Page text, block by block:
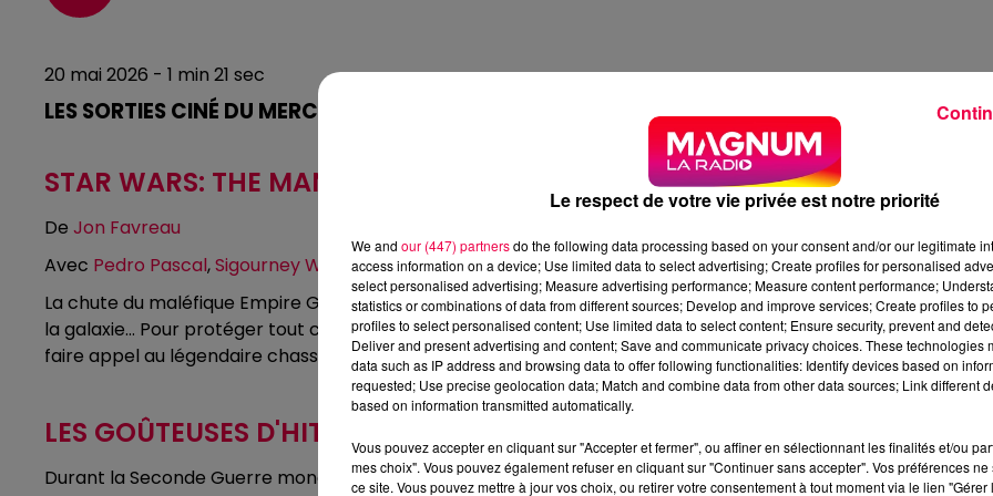
20 mai 2026 - 1 min 21 sec
LES SORTIES CINÉ DU MERCREDI 20 MAI
STAR WARS: THE MANDALORIAN AND GROGU
De Jon Favreau
Avec Pedro Pascal,Sigourney Weaver,Jeremy Allen White
La chute du maléfique Empire Galactique a précipité la dispersion des seigneurs de guerre impériaux à
la galaxie… Pour protéger tout ce pour quoi la Rébellion s’est battue, la jeune Nouvelle République décide de
faire appel au légendaire chasseur de primes mandalorien Din Djarin et son jeune apprenti Grogu…
LES GOÛTEUSES D'HITLER
Durant la Seconde Guerre mondiale, Rosa est recrutée comme "goûteuse" pour le chef du parti nazi, Adolf
Le respect de votre vie privée est notre priorité
We and our (447) partnersdo the following data processing based on your consent and/or our legitimate
access information on a device; Use limited data to select advertising; Create profiles for personalised
select personalised advertising; Measure advertising performance; Measure content performance;
statistics or combinations of data from different sources; Develop and improve services; Create profiles to
profiles to select personalised content; Use limited data to select content; Ensure security, prevent and
Deliver and present advertising and content; Save and communicate privacy choices. These technologies
data such as IP address and browsing data to offer following functionalities: Identify devices based on
requested; Use precise geolocation data; Match and combine data from other data sources; Link different
based on information transmitted automatically.
Vous pouvez accepter en cliquant sur "Accepter et fermer", ou affiner en sélectionnant les finalités et/ou
mes choix". Vous pouvez également refuser en cliquant sur "Continuer sans accepter". Vos préférences
ce site. Vous pouvez mettre à jour vos choix, ou retirer votre consentement à tout moment via le lien